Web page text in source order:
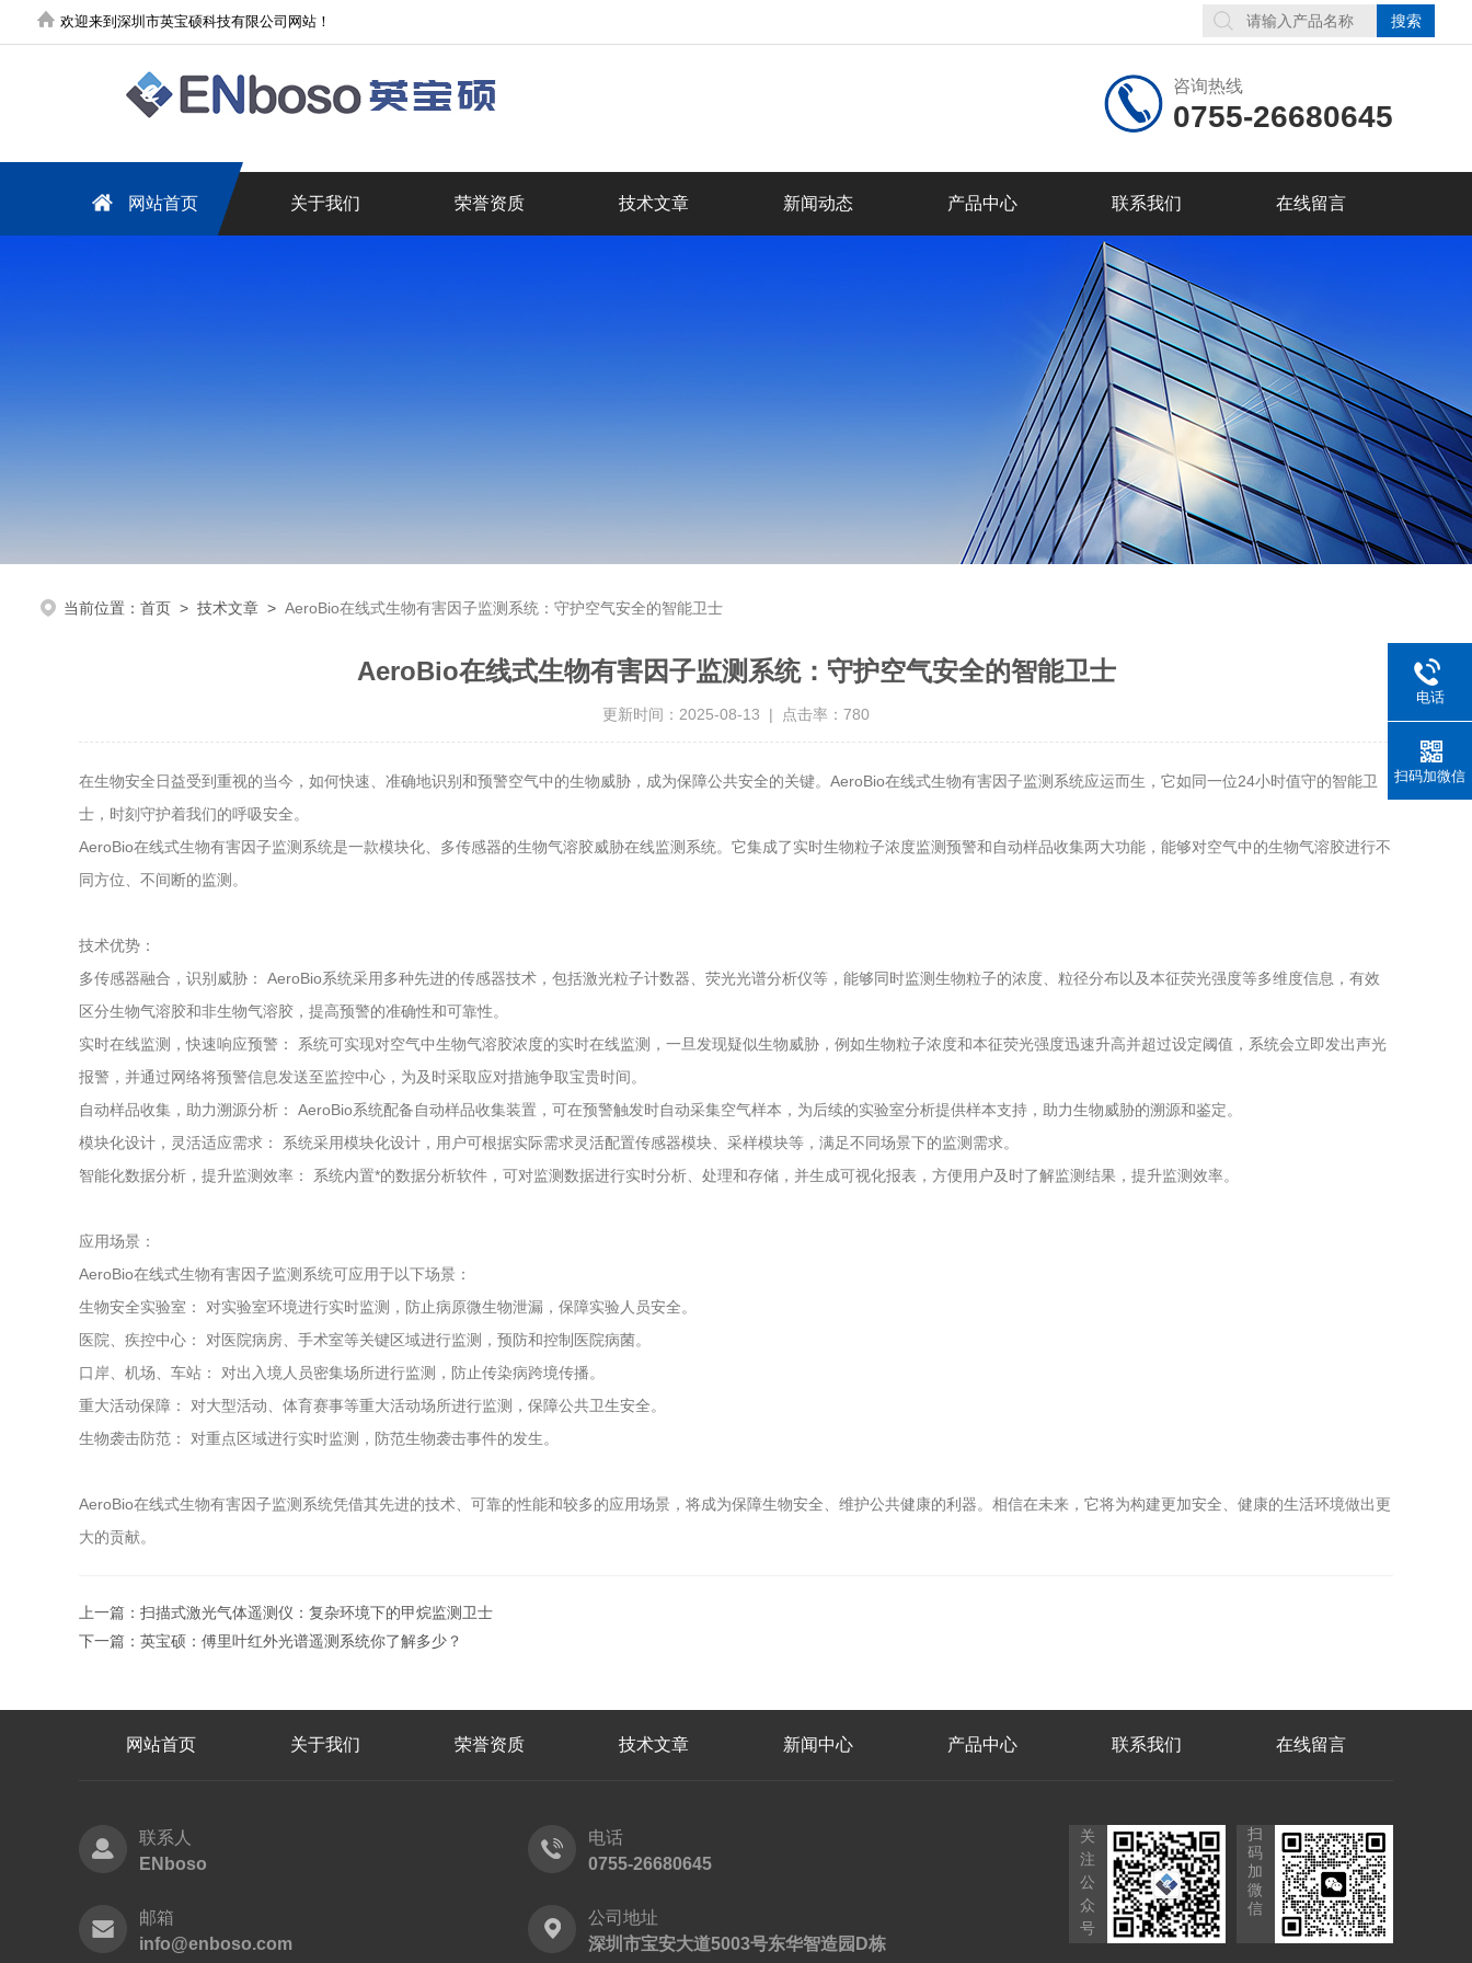
欢迎来到深圳市英宝硕科技有限公司网站！
咨询热线
0755-26680645
网站首页 关于我们 荣誉资质 技术文章 新闻动态 产品中心 联系我们 在线留言
当前位置： 首页> 技术文章> AeroBio在线式生物有害因子监测系统：守护空气安全的智能卫士
AeroBio在线式生物有害因子监测系统：守护空气安全的智能卫士
更新时间：2025-08-13 | 点击率：780
在生物安全日益受到重视的当今，如何快速、准确地识别和预警空气中的生物威胁，成为保障公共安全的关键。AeroBio在线式生物有害因子监测系统应运而生，它如同一位24小时值守的智能卫
士，时刻守护着我们的呼吸安全。
AeroBio在线式生物有害因子监测系统是一款模块化、多传感器的生物气溶胶威胁在线监测系统。它集成了实时生物粒子浓度监测预警和自动样品收集两大功能，能够对空气中的生物气溶胶进行不
同方位、不间断的监测。
技术优势：
多传感器融合，识别威胁： AeroBio系统采用多种先进的传感器技术，包括激光粒子计数器、荧光光谱分析仪等，能够同时监测生物粒子的浓度、粒径分布以及本征荧光强度等多维度信息，有效
区分生物气溶胶和非生物气溶胶，提高预警的准确性和可靠性。
实时在线监测，快速响应预警： 系统可实现对空气中生物气溶胶浓度的实时在线监测，一旦发现疑似生物威胁，例如生物粒子浓度和本征荧光强度迅速升高并超过设定阈值，系统会立即发出声光
报警，并通过网络将预警信息发送至监控中心，为及时采取应对措施争取宝贵时间。
自动样品收集，助力溯源分析： AeroBio系统配备自动样品收集装置，可在预警触发时自动采集空气样本，为后续的实验室分析提供样本支持，助力生物威胁的溯源和鉴定。
模块化设计，灵活适应需求： 系统采用模块化设计，用户可根据实际需求灵活配置传感器模块、采样模块等，满足不同场景下的监测需求。
智能化数据分析，提升监测效率： 系统内置*的数据分析软件，可对监测数据进行实时分析、处理和存储，并生成可视化报表，方便用户及时了解监测结果，提升监测效率。
应用场景：
AeroBio在线式生物有害因子监测系统可应用于以下场景：
生物安全实验室： 对实验室环境进行实时监测，防止病原微生物泄漏，保障实验人员安全。
医院、疾控中心： 对医院病房、手术室等关键区域进行监测，预防和控制医院病菌。
口岸、机场、车站： 对出入境人员密集场所进行监测，防止传染病跨境传播。
重大活动保障： 对大型活动、体育赛事等重大活动场所进行监测，保障公共卫生安全。
生物袭击防范： 对重点区域进行实时监测，防范生物袭击事件的发生。
AeroBio在线式生物有害因子监测系统凭借其先进的技术、可靠的性能和较多的应用场景，将成为保障生物安全、维护公共健康的利器。相信在未来，它将为构建更加安全、健康的生活环境做出更
大的贡献。
上一篇： 扫描式激光气体遥测仪：复杂环境下的甲烷监测卫士
下一篇： 英宝硕：傅里叶红外光谱遥测系统你了解多少？
网站首页 关于我们 荣誉资质 技术文章 新闻中心 产品中心 联系我们 在线留言
联系人
ENboso
电话
0755-26680645
邮箱
info@enboso.com
公司地址
深圳市宝安大道5003号东华智造园D栋
关
注
公
众
号
扫
码
加
微
信
电话
扫码加微信